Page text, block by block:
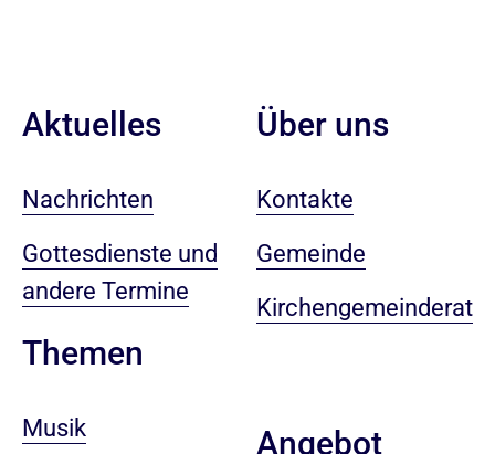
Aktuelles
Nachrichten
Gottesdienste und
andere Termine
Themen
Musik
Über uns
Kontakte
Gemeinde
Kirchengemeinderat
Angebot